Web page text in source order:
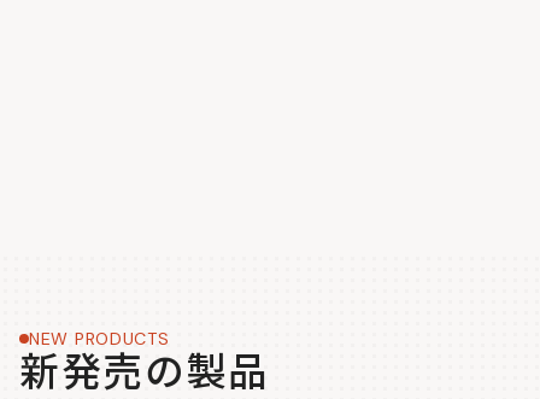
NEW PRODUCTS
新発売の製品